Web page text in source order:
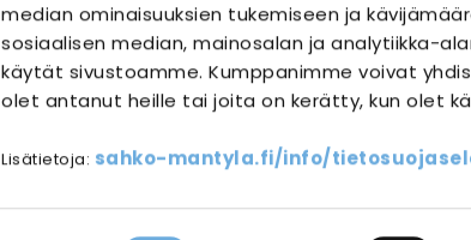
median ominaisuuksien tukemiseen ja
sosiaalisen median, mainosalan ja analytiikka-
käytät sivustoamme. Kumppanimme voivat
olet antanut heille tai joita on kerätty, kun olet
Lisätietoja: sahko-mantyla.fi/info/
SÄHKÖASENNUS SÄHKÖURAKOINTI
Referenssit